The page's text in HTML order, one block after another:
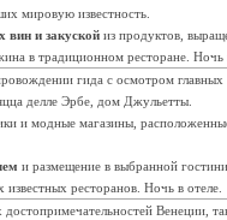
мировую известность.
вин и закуской из продуктов,
в традиционном ресторане. Ночь
гида с осмотром главных
делле Эрбе, дом Джульетты.
и модные магазины,
и размещение в выбранной
ресторанов. Ночь в отеле.
Венеции,